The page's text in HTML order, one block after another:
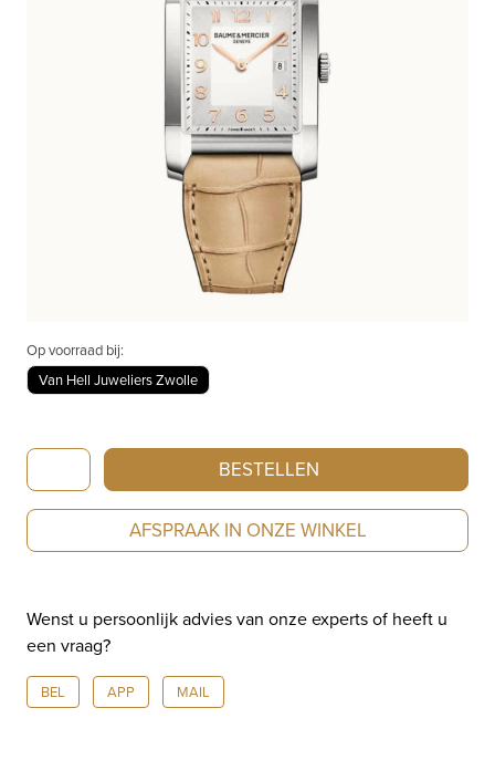
Op voorraad bij:
Van Hell Juweliers Zwolle
Baume
&
Mercier
Quartz
|
40
x
BESTELLEN
AFSPRAAK IN ONZE WINKEL
Wenst u persoonlijk advies van onze experts of heeft u
een vraag?
BEL APP MAIL